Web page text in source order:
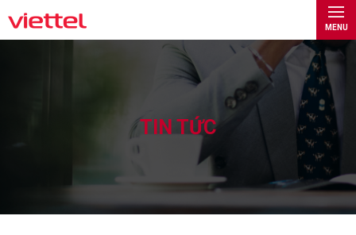
MENU
TIN TỨC